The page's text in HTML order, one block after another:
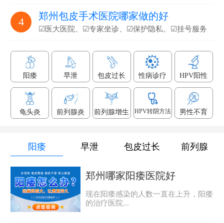
4 郑州包皮手术医院哪家做的好
☑医大医院、☑专家坐诊、☑保护隐私、☑挂号服务
阳痿 早泄 包皮过长 性病诊疗 HPV阳性
龟头炎 前列腺炎 前列腺增生 HPV转阴方法 男性不育
阳痿 早泄 包皮过长 前列腺
郑州哪家阳痿医院好
现在阳痿感染的人数一直在上升，阳痿
的治疗医院...